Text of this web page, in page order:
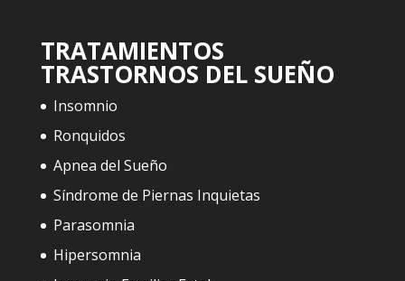
TRATAMIENTOS
TRASTORNOS DEL SUEÑO
Insomnio
Ronquidos
Apnea del Sueño
Síndrome de Piernas Inquietas
Parasomnia
Hipersomnia